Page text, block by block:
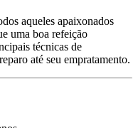
aqueles apaixonados
uma boa refeição
técnicas de
até seu empratamento.